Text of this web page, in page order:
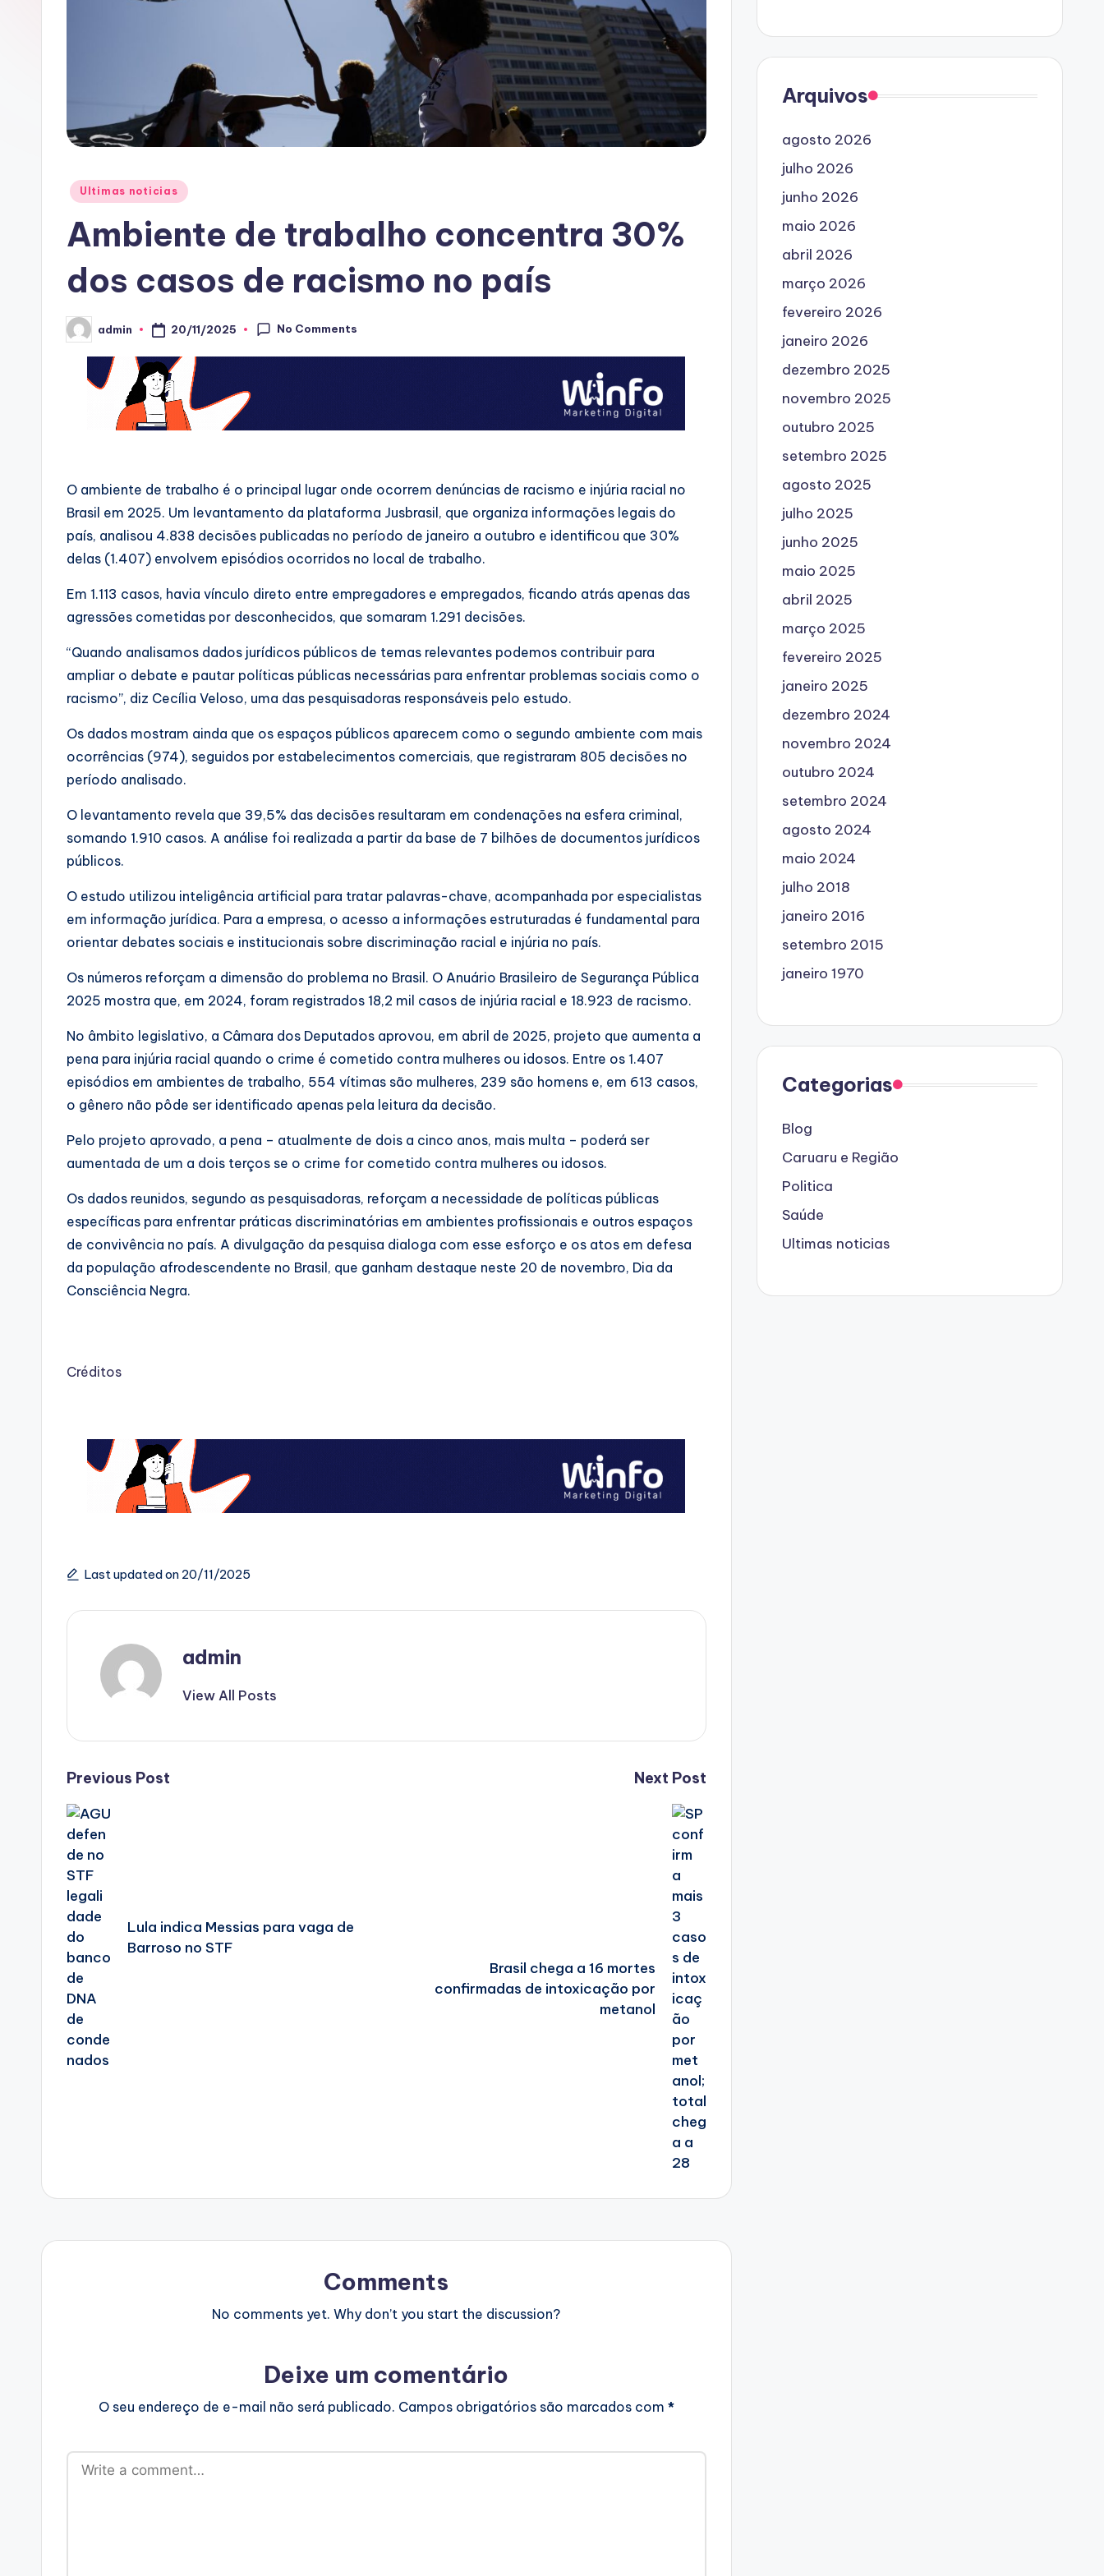
Posted
Ultimas noticias
Ambiente de trabalho concentra 30%
dos casos de racismo no país
Posted
by
admin 20/11/2025 No Comments
O ambiente de trabalho é o principal lugar onde ocorrem denúncias de racismo e injúria racial no
Brasil em 2025. Um levantamento da plataforma Jusbrasil, que organiza informações legais do
país, analisou 4.838 decisões publicadas no período de janeiro a outubro e identificou que 30%
delas (1.407) envolvem episódios ocorridos no local de trabalho.
Em 1.113 casos, havia vínculo direto entre empregadores e empregados, ficando atrás apenas das
agressões cometidas por desconhecidos, que somaram 1.291 decisões.
“Quando analisamos dados jurídicos públicos de temas relevantes podemos contribuir para
ampliar o debate e pautar políticas públicas necessárias para enfrentar problemas sociais como o
racismo”, diz Cecília Veloso, uma das pesquisadoras responsáveis pelo estudo.
Os dados mostram ainda que os espaços públicos aparecem como o segundo ambiente com mais
ocorrências (974), seguidos por estabelecimentos comerciais, que registraram 805 decisões no
período analisado.
O levantamento revela que 39,5% das decisões resultaram em condenações na esfera criminal,
somando 1.910 casos. A análise foi realizada a partir da base de 7 bilhões de documentos jurídicos
públicos.
O estudo utilizou inteligência artificial para tratar palavras-chave, acompanhada por especialistas
em informação jurídica. Para a empresa, o acesso a informações estruturadas é fundamental para
orientar debates sociais e institucionais sobre discriminação racial e injúria no país.
Os números reforçam a dimensão do problema no Brasil. O Anuário Brasileiro de Segurança Pública
2025 mostra que, em 2024, foram registrados 18,2 mil casos de injúria racial e 18.923 de racismo.
No âmbito legislativo, a Câmara dos Deputados aprovou, em abril de 2025, projeto que aumenta a
pena para injúria racial quando o crime é cometido contra mulheres ou idosos. Entre os 1.407
episódios em ambientes de trabalho, 554 vítimas são mulheres, 239 são homens e, em 613 casos,
o gênero não pôde ser identificado apenas pela leitura da decisão.
Pelo projeto aprovado, a pena – atualmente de dois a cinco anos, mais multa – poderá ser
aumentada de um a dois terços se o crime for cometido contra mulheres ou idosos.
Os dados reunidos, segundo as pesquisadoras, reforçam a necessidade de políticas públicas
específicas para enfrentar práticas discriminatórias em ambientes profissionais e outros espaços
de convivência no país. A divulgação da pesquisa dialoga com esse esforço e os atos em defesa
da população afrodescendente no Brasil, que ganham destaque neste 20 de novembro, Dia da
Consciência Negra.
Créditos
Last updated on 20/11/2025
admin
View All Posts
Post
navigation
Previous Post
Lula indica Messias para vaga de
Barroso no STF
Next Post
Brasil chega a 16 mortes
confirmadas de intoxicação por
metanol
Comments
No comments yet. Why don’t you start the discussion?
Deixe um comentário
O seu endereço de e-mail não será publicado. Campos obrigatórios são marcados com *
Arquivos
agosto 2026
julho 2026
junho 2026
maio 2026
abril 2026
março 2026
fevereiro 2026
janeiro 2026
dezembro 2025
novembro 2025
outubro 2025
setembro 2025
agosto 2025
julho 2025
junho 2025
maio 2025
abril 2025
março 2025
fevereiro 2025
janeiro 2025
dezembro 2024
novembro 2024
outubro 2024
setembro 2024
agosto 2024
maio 2024
julho 2018
janeiro 2016
setembro 2015
janeiro 1970
Categorias
Blog
Caruaru e Região
Politica
Saúde
Ultimas noticias